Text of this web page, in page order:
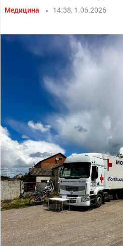
Медицина 14:38, 1.06.2026